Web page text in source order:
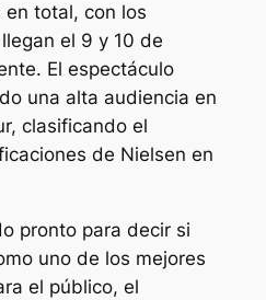
en total, con los
el 9 y 10 de
El espectáculo
una alta audiencia en
clasificando el
de Nielsen en
pronto para decir si
uno de los mejores
el público, el